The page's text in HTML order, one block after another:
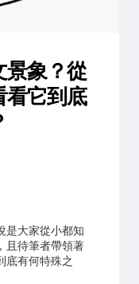
景象？從
看它到底
是大家從小都知
且待筆者帶領著
底有何特殊之